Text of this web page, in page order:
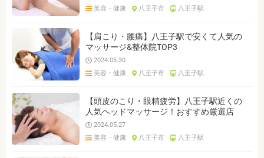
美容・健康
八王子市 八王子駅
【肩こり・腰痛】八王子駅で安くて人気の
マッサージ&整体院TOP3
2024.05.30
美容・健康
八王子市 八王子駅
【頭皮のこり・眼精疲労】八王子駅近くの
人気ヘッドマッサージ！おすすめ厳選店
2024.05.27
美容・健康
八王子市 八王子駅